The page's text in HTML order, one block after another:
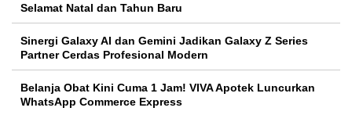
Selamat Natal dan Tahun Baru
Sinergi Galaxy AI dan Gemini Jadikan Galaxy Z Series
Partner Cerdas Profesional Modern
Belanja Obat Kini Cuma 1 Jam! VIVA Apotek Luncurkan
WhatsApp Commerce Express